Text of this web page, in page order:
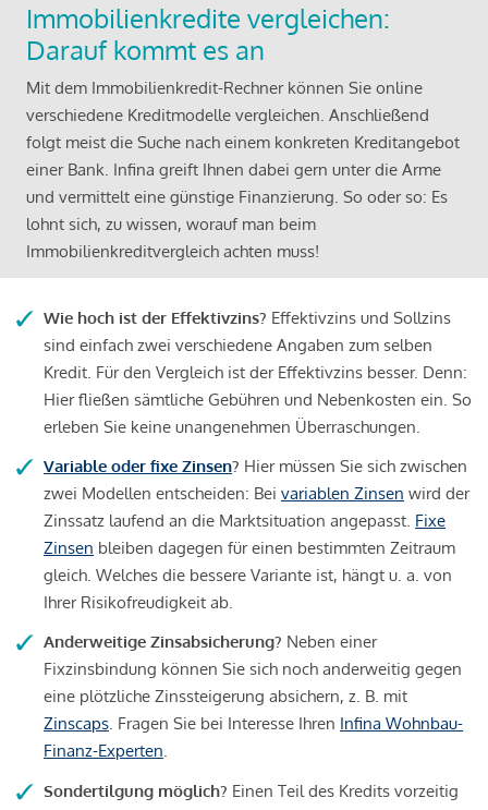
Immobilienkredite vergleichen:
Darauf kommt es an
Mit dem Immobilienkredit-Rechner können Sie online
verschiedene Kreditmodelle vergleichen. Anschließend
folgt meist die Suche nach einem konkreten Kreditangebot
einer Bank. Infina greift Ihnen dabei gern unter die Arme
und vermittelt eine günstige Finanzierung. So oder so: Es
lohnt sich, zu wissen, worauf man beim
Immobilienkreditvergleich achten muss!
Wie hoch ist der Effektivzins? Effektivzins und Sollzins
sind einfach zwei verschiedene Angaben zum selben
Kredit. Für den Vergleich ist der Effektivzins besser. Denn:
Hier fließen sämtliche Gebühren und Nebenkosten ein. So
erleben Sie keine unangenehmen Überraschungen.
Variable oder fixe Zinsen? Hier müssen Sie sich zwischen
zwei Modellen entscheiden: Bei variablen Zinsen wird der
Zinssatz laufend an die Marktsituation angepasst. Fixe
Zinsen bleiben dagegen für einen bestimmten Zeitraum
gleich. Welches die bessere Variante ist, hängt u. a. von
Ihrer Risikofreudigkeit ab.
Anderweitige Zinsabsicherung? Neben einer
Fixzinsbindung können Sie sich noch anderweitig gegen
eine plötzliche Zinssteigerung absichern, z. B. mit
Zinscaps. Fragen Sie bei Interesse Ihren Infina Wohnbau-
Finanz-Experten.
Sondertilgung möglich? Einen Teil des Kredits vorzeitig